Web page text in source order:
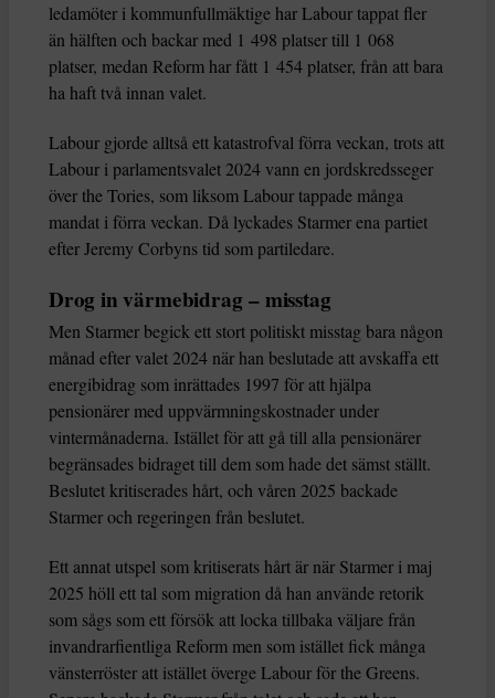
ledamöter i kommunfullmäktige har Labour tappat fler
än hälften och backar med 1 498 platser till 1 068
platser, medan Reform har fått 1 454 platser, från att bara
ha haft två innan valet.
Labour gjorde alltså ett katastrofval förra veckan, trots att
Labour i parlamentsvalet 2024 vann en jordskredsseger
över the Tories, som liksom Labour tappade många
mandat i förra veckan. Då lyckades Starmer ena partiet
efter Jeremy Corbyns tid som partiledare.
Drog in värmebidrag – misstag
Men Starmer begick ett stort politiskt misstag bara någon
månad efter valet 2024 när han beslutade att avskaffa ett
energibidrag som inrättades 1997 för att hjälpa
pensionärer med uppvärmningskostnader under
vintermånaderna. Istället för att gå till alla pensionärer
begränsades bidraget till dem som hade det sämst ställt.
Beslutet kritiserades hårt, och våren 2025 backade
Starmer och regeringen från beslutet.
Ett annat utspel som kritiserats hårt är när Starmer i maj
2025 höll ett tal som migration då han använde retorik
som sågs som ett försök att locka tillbaka väljare från
invandrarfientliga Reform men som istället fick många
vänsterröster att istället överge Labour för the Greens.